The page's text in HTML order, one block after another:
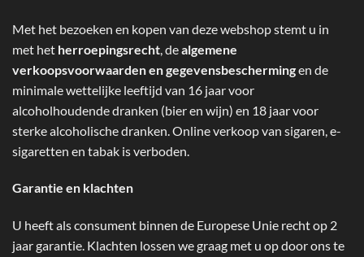
Met het bezoeken en kopen van deze webshop stemt u in
met het herroepingsrecht , dealgemene
verkoopsvoorwaarden en gegevensbeschermingen de
minimale wettelijke leeftijd van 16 jaar voor
alcoholhoudende dranken (bier en wijn) en 18 jaar voor
sterke alcoholische dranken. Online verkoop van sigaren, e-
sigaretten en tabak is verboden.
Garantie en klachten
U heeft als consument binnen de Europese Unie recht op 2
jaar garantie. Klachten lossen we graag met u op door ons te